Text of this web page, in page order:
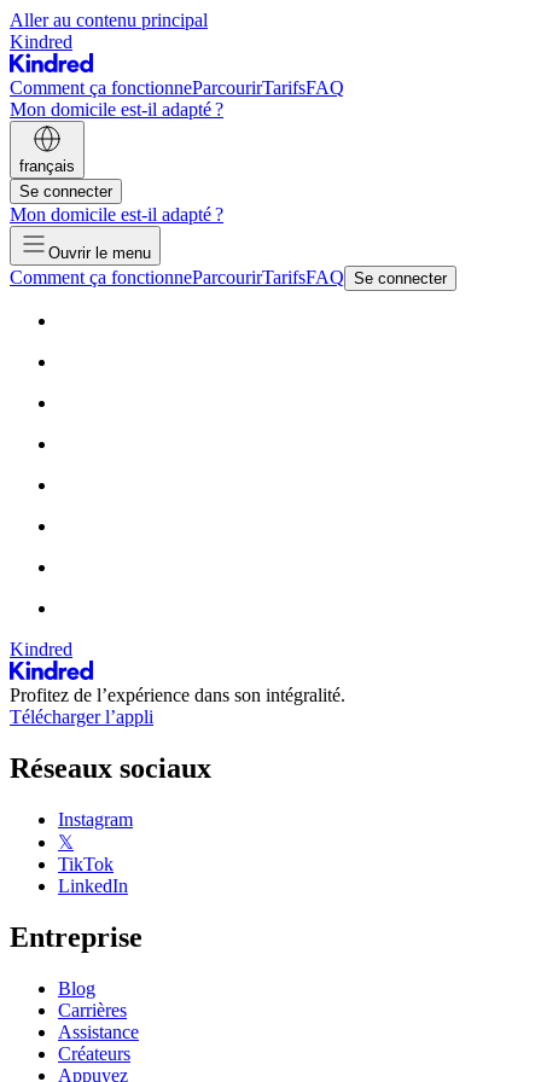
Aller au contenu principal
Kindred
Comment ça fonctionneParcourirTarifsFAQ
Mon domicile est-il adapté ?
français
Se connecter
Mon domicile est-il adapté ?
Ouvrir le menu
Comment ça fonctionneParcourirTarifsFAQ Se connecter
Kindred
Profitez de l’expérience dans son intégralité.
Télécharger l’appli
Réseaux sociaux
Instagram
𝕏
TikTok
LinkedIn
Entreprise
Blog
Carrières
Assistance
Créateurs
Appuyez